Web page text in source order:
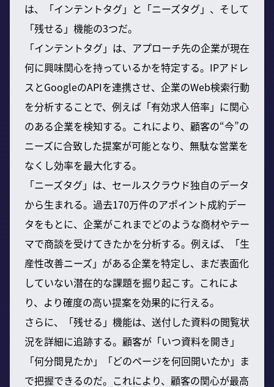
は、「インテントタグ」と「ニーズタグ」、そして
「残せる」機能の3つだ。
「インテントタグ」は、アプローチ先の企業が現在
何に興味関心を持っているかを特定する。IPアドレ
スとGoogleのAPIを連携させ、企業のWeb検索行動
を分析することで、例えば「有効求人倍率」に関心
のある企業を検知する。これにより、顧客の“今”の
ニーズに合致した提案が可能となり、無駄な営業を
なくし効率を最大化する。
「ニーズタグ」は、セールスクラウド独自のデータ
から生まれる。過去170万件のアポイント成約デー
タをもとに、企業がこれまでどのような商材やテー
マで商談を受けてきたかを分析する。例えば、「生
産性改善ニーズ」がある企業を特定し、まだ表面化
していない潜在的な課題を掘り起こす。これによ
り、より確度の高い提案を効果的に行える。
さらに、「残せる」機能は、送付した資料の閲覧状
況を詳細に追跡する。顧客が「いつ資料を開き」
「何分間見たか」「どのページを何回開いたか」ま
で把握できるのだ。これにより、顧客の関心が最高